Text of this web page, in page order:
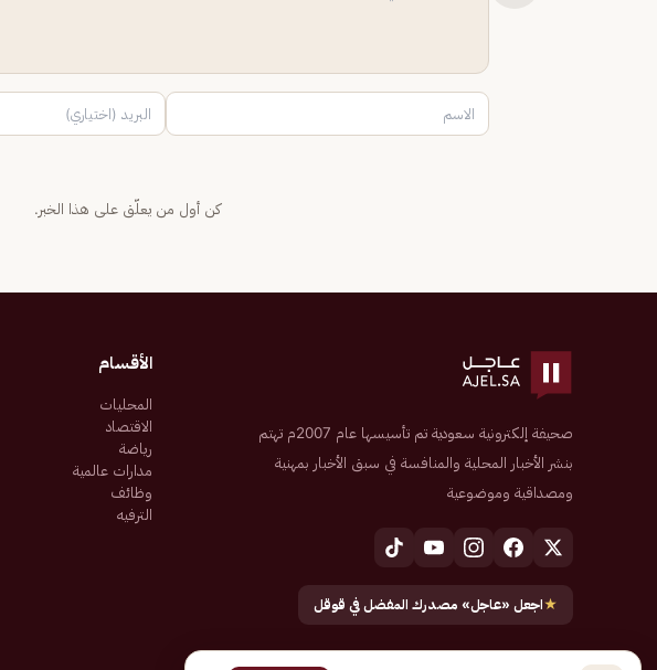
كن أول من يعلّق على هذا الخبر.
صحيفة إلكترونية سعودية تم تأسيسها عام 2007م تهتم
بنشر الأخبار المحلية والمنافسة في سبق الأخبار بمهنية
ومصداقية وموضوعية
★اجعل «عاجل» مصدرك المفضل في قوقل
الأقسام
المحليات
الاقتصاد
رياضة
مدارات عالمية
وظائف
الترفيه